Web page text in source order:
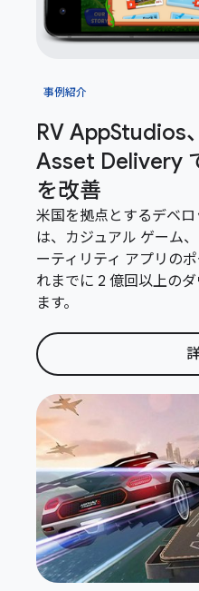
事例紹介
RV AppStudios
Asset Delivery
を改善
米国を拠点とするデベ
は、カジュアル ゲーム
ーティリティ アプリの
れまでに 2 億回以上の
ます。